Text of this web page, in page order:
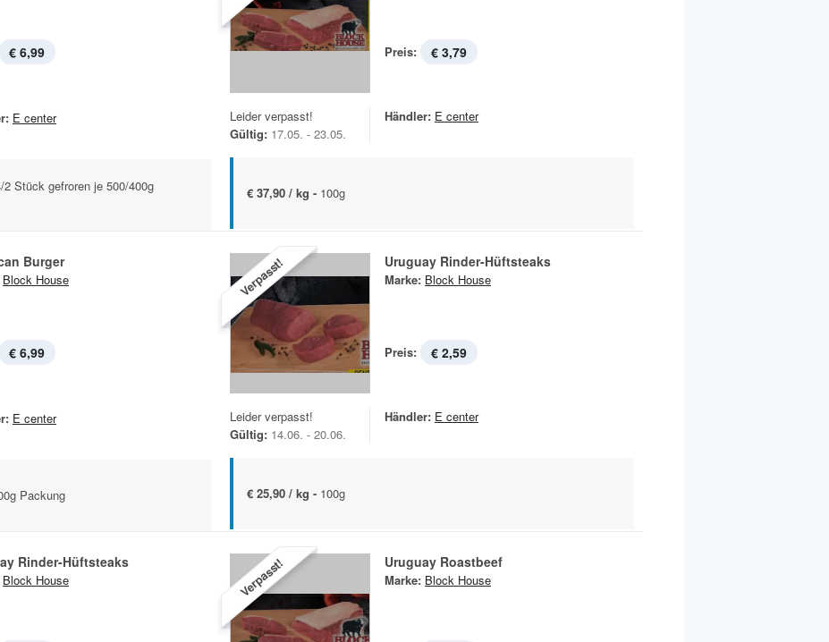
€ 6,99
E center
Stück gefroren je 500/400g
Preis: € 3,79
Leider verpasst!
Gültig: 17.05. - 23.05.
Händler: E center
€ 37,90 / kg - 100g
Burger
Block House
€ 6,99
E center
Packung
Verpasst! Uruguay Rinder-Hüftsteaks
Marke: Block House
Preis: € 2,59
Leider verpasst!
Gültig: 14.06. - 20.06.
Händler: E center
€ 25,90 / kg - 100g
Rinder-Hüftsteaks
Block House Verpasst! Uruguay Roastbeef
Marke: Block House